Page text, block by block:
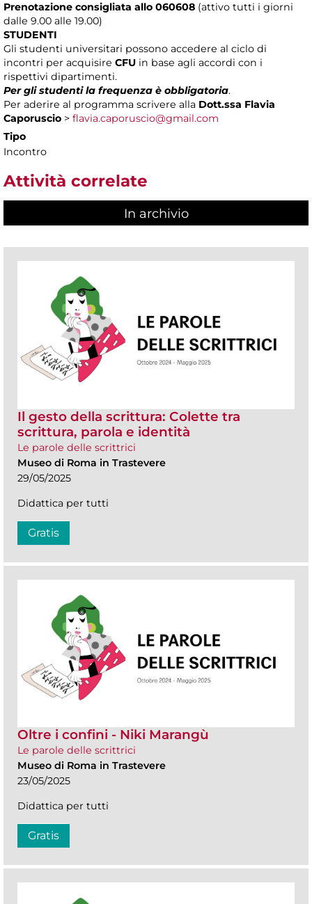
Prenotazione consigliata allo 060608 (attivo tutti i giorni
dalle 9.00 alle 19.00)
STUDENTI
Gli studenti universitari possono accedere al ciclo di
incontri per acquisire CFU in base agli accordi con i
rispettivi dipartimenti.
Per gli studenti la frequenza è obbligatoria.
Per aderire al programma scrivere alla Dott.ssa Flavia
Caporuscio > flavia.caporuscio@gmail.com
Tipo
Incontro
Attività correlate
In archivio
Il gesto della scrittura: Colette tra
scrittura, parola e identità
Le parole delle scrittrici
Museo di Roma in Trastevere
29/05/2025
Didattica per tutti
Gratis
Oltre i confini - Niki Marangù
Le parole delle scrittrici
Museo di Roma in Trastevere
23/05/2025
Didattica per tutti
Gratis